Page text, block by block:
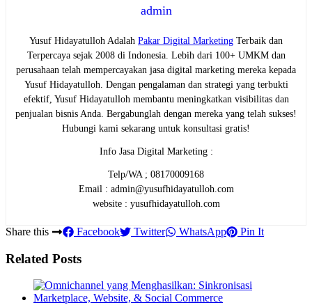
admin
Yusuf Hidayatulloh Adalah Pakar Digital Marketing Terbaik dan
Terpercaya sejak 2008 di Indonesia. Lebih dari 100+ UMKM dan
perusahaan telah mempercayakan jasa digital marketing mereka kepada
Yusuf Hidayatulloh. Dengan pengalaman dan strategi yang terbukti
efektif, Yusuf Hidayatulloh membantu meningkatkan visibilitas dan
penjualan bisnis Anda. Bergabunglah dengan mereka yang telah sukses!
Hubungi kami sekarang untuk konsultasi gratis!
Info Jasa Digital Marketing :
Telp/WA ; 08170009168
Email : admin@yusufhidayatulloh.com
website : yusufhidayatulloh.com
Share this Facebook Twitter WhatsApp Pin It
Related Posts